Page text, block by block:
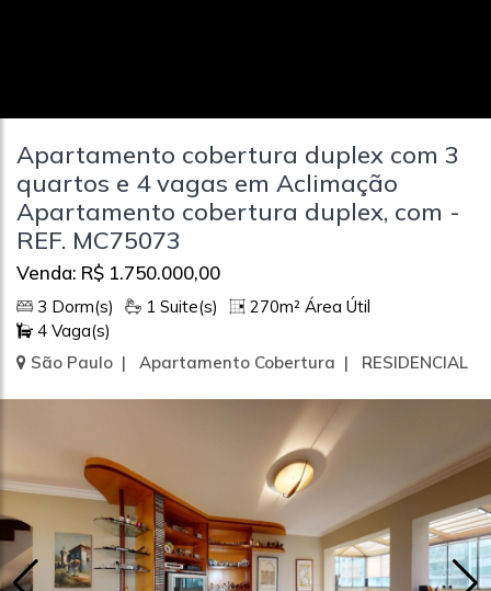
Apartamento cobertura duplex com 3
quartos e 4 vagas em Aclimação
Apartamento cobertura duplex, com -
REF. MC75073
Venda: R$ 1.750.000,00
3 Dorm(s) 1 Suite(s)
270m² Área Útil
4 Vaga(s)
São Paulo | Apartamento Cobertura | RESIDENCIAL